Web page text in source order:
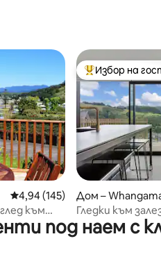
Средна оценка: 4,94 от 5, 145
4,94 (145)
към
Най-популярен
Избор на
Дом –
Гледки към
почивка
под наем с